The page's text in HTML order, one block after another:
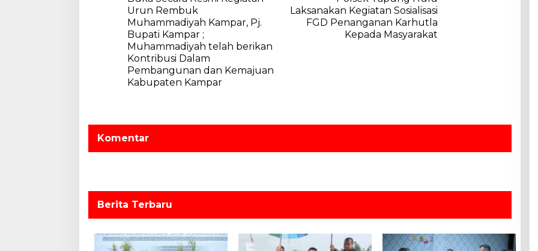
a
v
i
g
a
s
p
o
s
Urun Rembuk
Muhammadiyah Kampar, Pj.
Bupati Kampar ;
Muhammadiyah telah berikan
Kontribusi Dalam
Pembangunan dan Kemajuan
Kabupaten Kampar
Laksanakan Kegiatan Sosialisasi
FGD Penanganan Karhutla
Kepada Masyarakat
Komentar
Berita Terbaru